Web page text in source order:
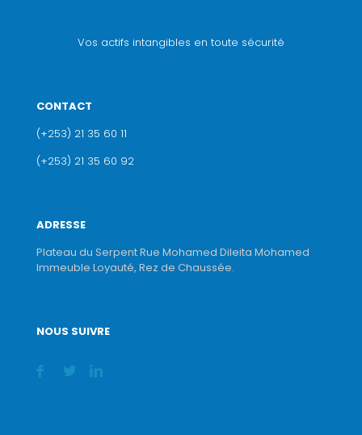
Vos actifs intangibles en toute sécurité
CONTACT
(+253) 21 35 60 11
(+253) 21 35 60 92
ADRESSE
Plateau du Serpent Rue Mohamed Dileita Mohamed
Immeuble Loyauté, Rez de Chaussée.
NOUS SUIVRE